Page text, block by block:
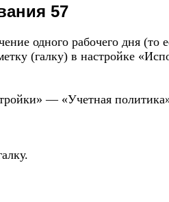
57
одного рабочего дня (то
(галку) в настройке
— «Учетная